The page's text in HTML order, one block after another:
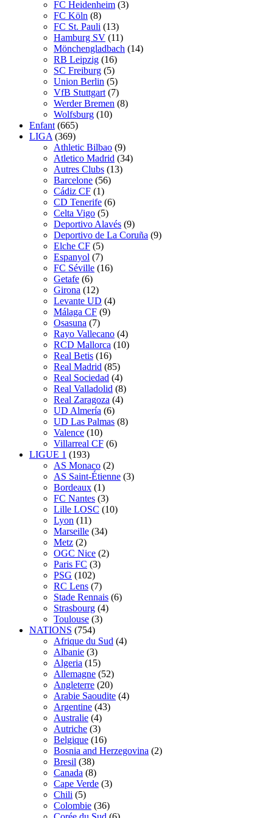
FC Heidenheim (3)
FC Köln (8)
FC St. Pauli (13)
Hamburg SV (11)
Mönchengladbach (14)
RB Leipzig (16)
SC Freiburg (5)
Union Berlin (5)
VfB Stuttgart (7)
Werder Bremen (8)
Wolfsburg (10)
Enfant (665)
LIGA (369)
Athletic Bilbao (9)
Atletico Madrid (34)
Autres Clubs (13)
Barcelone (56)
Cádiz CF (1)
CD Tenerife (6)
Celta Vigo (5)
Deportivo Alavés (9)
Deportivo de La Coruña (9)
Elche CF (5)
Espanyol (7)
FC Séville (16)
Getafe (6)
Girona (12)
Levante UD (4)
Málaga CF (9)
Osasuna (7)
Rayo Vallecano (4)
RCD Mallorca (10)
Real Betis (16)
Real Madrid (85)
Real Sociedad (4)
Real Valladolid (8)
Real Zaragoza (4)
UD Almería (6)
UD Las Palmas (8)
Valence (10)
Villarreal CF (6)
LIGUE 1 (193)
AS Monaco (2)
AS Saint-Étienne (3)
Bordeaux (1)
FC Nantes (3)
Lille LOSC (10)
Lyon (11)
Marseille (34)
Metz (2)
OGC Nice (2)
Paris FC (3)
PSG (102)
RC Lens (7)
Stade Rennais (6)
Strasbourg (4)
Toulouse (3)
NATIONS (754)
Afrique du Sud (4)
Albanie (3)
Algeria (15)
Allemagne (52)
Angleterre (20)
Arabie Saoudite (4)
Argentine (43)
Australie (4)
Autriche (3)
Belgique (16)
Bosnia and Herzegovina (2)
Bresil (38)
Canada (8)
Cape Verde (3)
Chili (5)
Colombie (36)